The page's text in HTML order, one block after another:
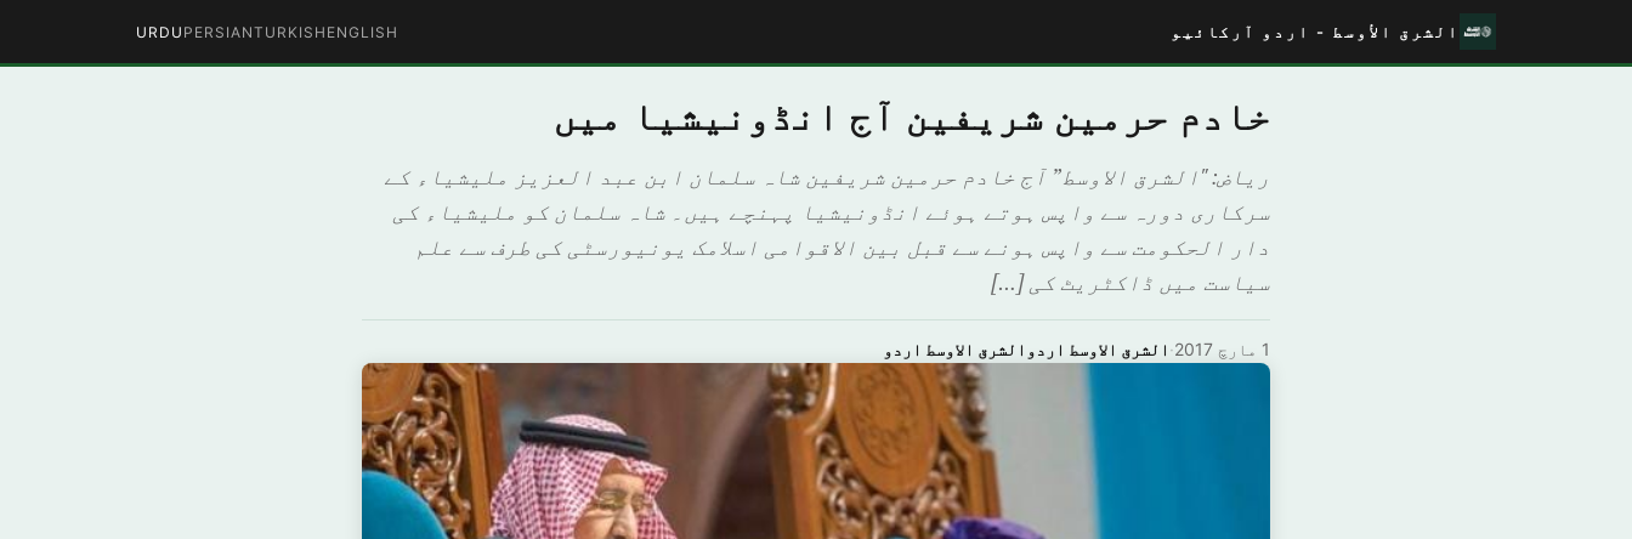
الشرق الأوسط - اردو آرکائیو ENGLISH
TURKISH
PERSIAN
URDU
خادم حرمین شریفین آج انڈونیشیا میں
رياض: "الشرق الاوسط” آج خادم حرمین شریفین شاہ سلمان ابن عبد العزیز ملیشیاء کے
سرکاری دورہ سے واپس ہوتے ہوئے انڈونیشیا پہنچے ہیں۔ شاہ سلمان کو ملیشیاء کی
دار الحکومت سے واپس ہونے سے قبل بین الاقوامی اسلامک یونیورسٹی کی طرف سے علم
سیاست میں ڈاکٹریٹ کی […]
الشرق الاوسط اردوالشرق الاوسط اردو · 1 مارچ 2017